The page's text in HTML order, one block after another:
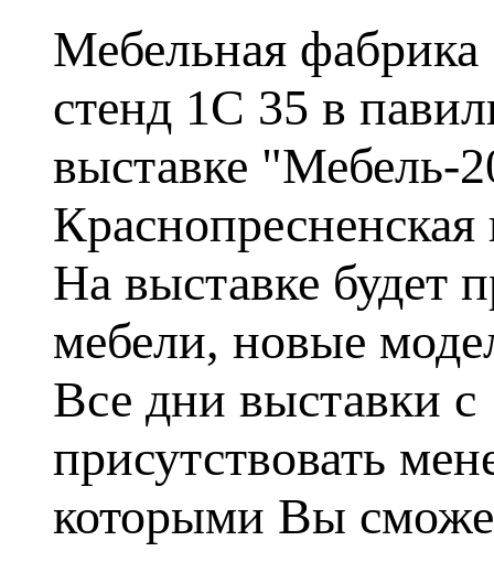
Мебельная
стенд 1С 35 в
выставке
На выставке будет
мебели, новые
Все дни выставки
присутствовать
которыми Вы